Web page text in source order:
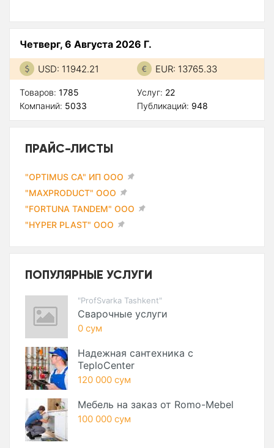
Четверг, 6 Августа 2026 Г.
USD: 11942.21 EUR: 13765.33
Товаров: 1785
Компаний: 5033
Услуг: 22
Публикаций: 948
ПРАЙС-ЛИСТЫ
"OPTIMUS CA" ИП ООО
"MAXPRODUCT" ООО
"FORTUNA TANDEM" ООО
"HYPER PLAST" ООО
ПОПУЛЯРНЫЕ УСЛУГИ
"ProfSvarka Tashkent"
Сварочные услуги
0 сум
Надежная сантехника с
TeploCenter
120 000 сум
Мебель на заказ от Romo-Mebel
100 000 сум